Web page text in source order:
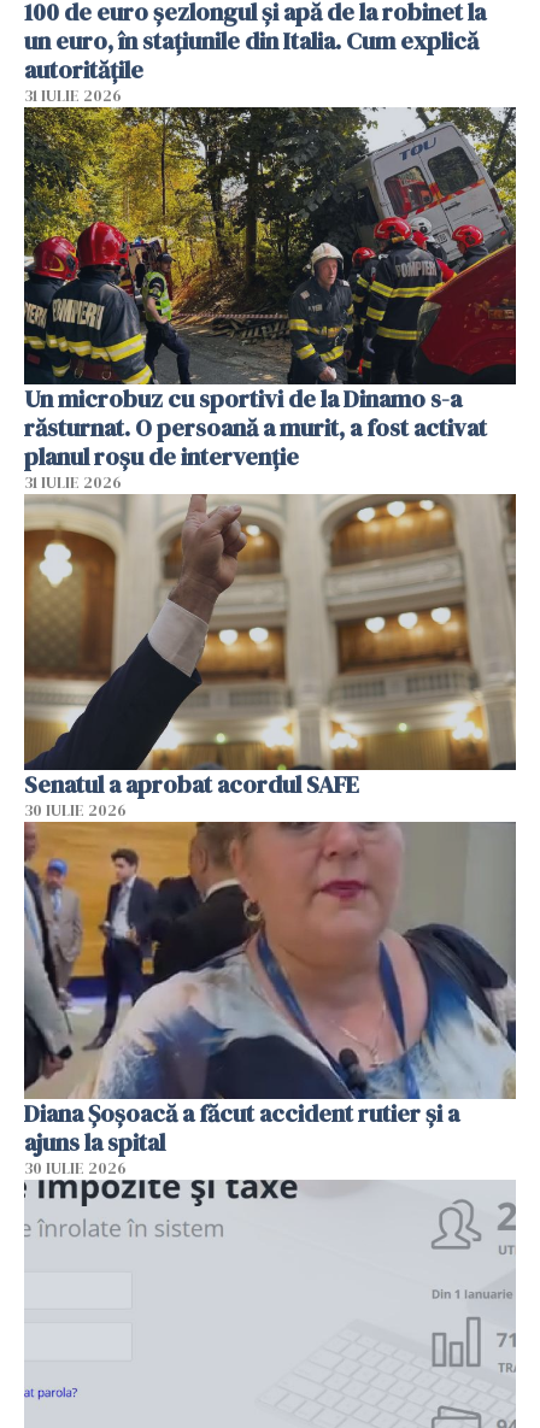
100 de euro șezlongul și apă de la robinet la
un euro, în stațiunile din Italia. Cum explică
autoritățile
31 IULIE 2026
Un microbuz cu sportivi de la Dinamo s-a
răsturnat. O persoană a murit, a fost activat
planul roșu de intervenție
31 IULIE 2026
Senatul a aprobat acordul SAFE
30 IULIE 2026
Diana Șoșoacă a făcut accident rutier și a
ajuns la spital
30 IULIE 2026